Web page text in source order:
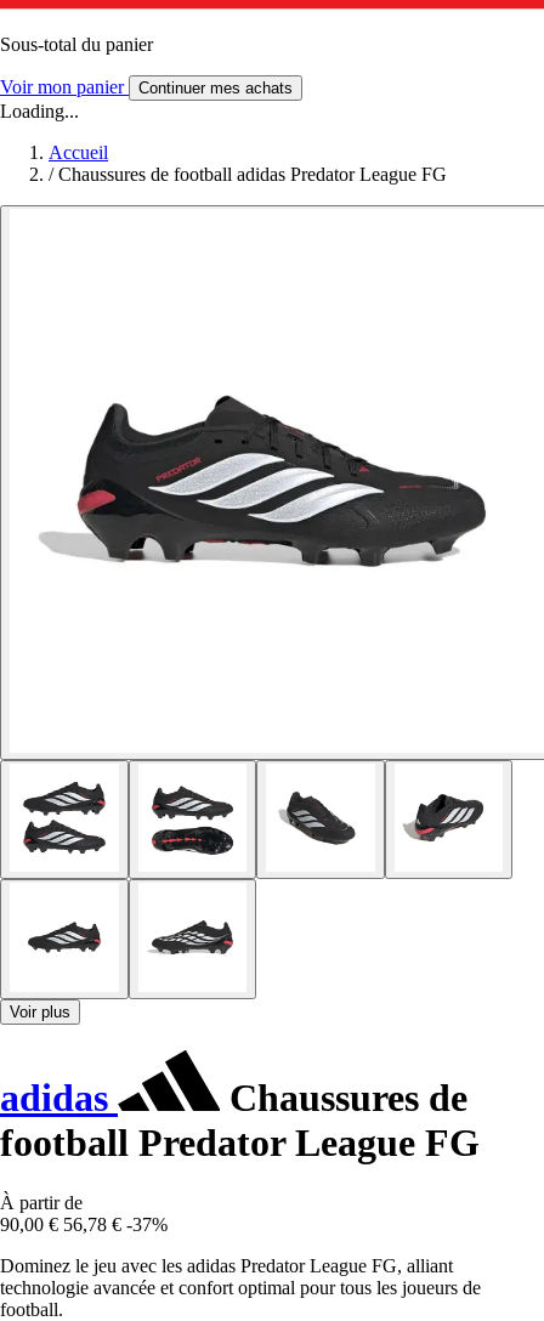
Sous-total du panier
Voir mon panier Continuer mes achats
Loading...
Accueil
/ Chaussures de football adidas Predator League FG
Voir plus
adidas
Chaussures de
football Predator League FG
À partir de
90,00 € 56,78 € -37%
Dominez le jeu avec les adidas Predator League FG, alliant
technologie avancée et confort optimal pour tous les joueurs de
football.